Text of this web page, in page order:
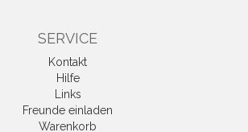
SERVICE
Kontakt
Hilfe
Links
Freunde einladen
Warenkorb